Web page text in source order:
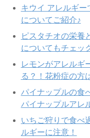
キウイ アレルギ
についてご紹介♪
ピスタチオの栄養
についてもチェッ
レモンがアレルギ
る？！花粉症の方
パイナップルの食
パイナップルアレ
いちご狩りで食べ
ルギーに注意！